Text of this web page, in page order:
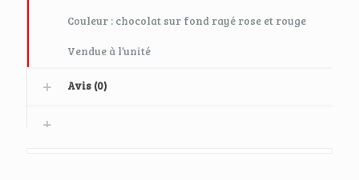
Couleur : chocolat sur fond rayé rose et rouge
Vendue à l’unité
Avis (0)